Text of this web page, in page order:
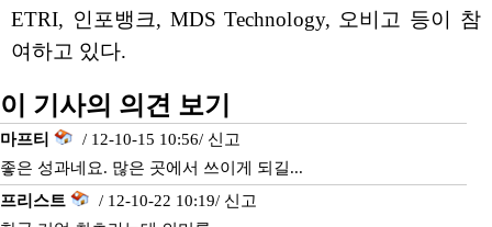
ETRI, 인포뱅크, MDS Technology, 오비고 등이 참
여하고 있다.
이 기사의 의견 보기
마프티 / 12-10-15 10:56/ 신고
좋은 성과네요. 많은 곳에서 쓰이게 되길...
프리스트
/ 12-10-22 10:19/ 신고